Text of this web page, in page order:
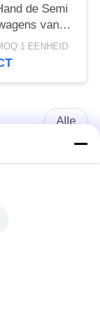
de Semi
van
EENHEID
Alle